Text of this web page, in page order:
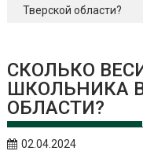
Тверской области?
СКОЛЬКО
ШКОЛЬНИКА
ОБЛАСТИ?
02.04.2024